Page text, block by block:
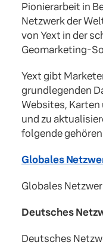
Pionierarbeit in
Netzwerk der
von Yext in der
Geomarketing-
Yext gibt
grundlegenden
Websites,
und zu
folgende
Globales
Globales
Deutsches
Deutsches